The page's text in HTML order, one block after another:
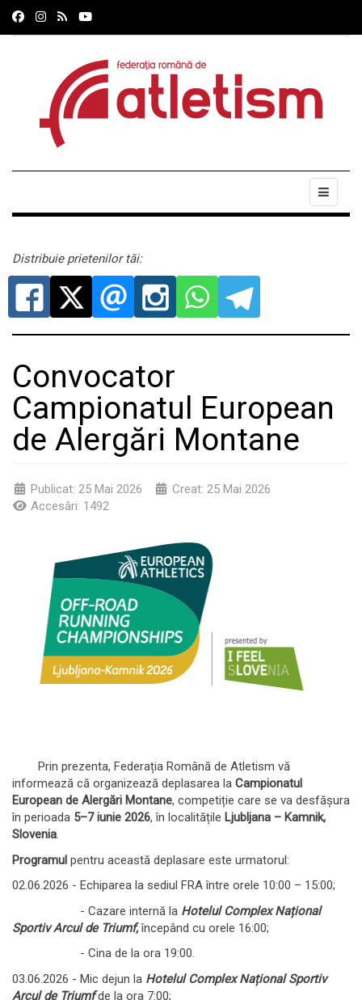
Distribuie prietenilor tăi:
Convocator
Campionatul European
de Alergări Montane
Publicat: 25 Mai 2026
Creat: 25 Mai 2026
Accesări: 1492
Prin prezenta, Federația Română de Atletism vă
informează că organizează deplasarea la Campionatul
European de Alergări Montane, competiție care se va desfășura
în perioada 5–7 iunie 2026, în localitățile Ljubljana – Kamnik,
Slovenia.
Programul pentru această deplasare este urmatorul:
02.06.2026 - Echiparea la sediul FRA între orele 10:00 – 15:00;
- Cazare internă la HotelulComplex Național
Sportiv Arcul de Triumf,începând cu orele 16:00;
- Cina de la ora 19:00.
03.06.2026 - Mic dejun la HotelulComplex Național Sportiv
Arcul de Triumfde la ora 7:00;